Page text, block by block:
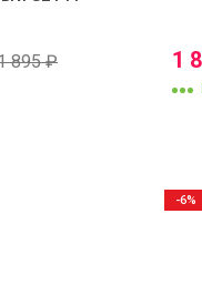
895₽ 1
-6%